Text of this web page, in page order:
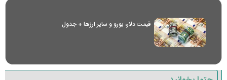
قیمت دلار، یورو و سایر ارز‌ها + جدول